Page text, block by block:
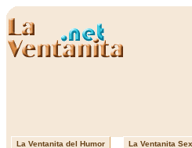
La Ventanita del Humor La Ventanita